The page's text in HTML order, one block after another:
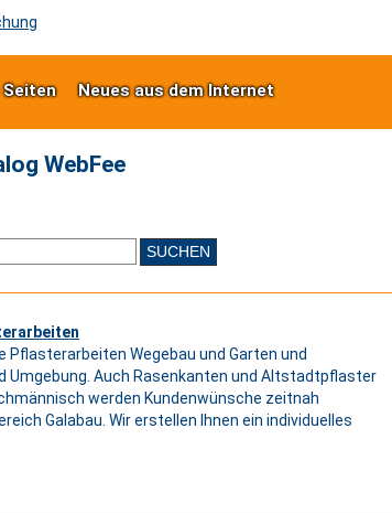
Seiten Neues aus dem Internet
WebFee
Wegebau und Garten und
Umgebung. Auch Rasenkanten und Altstadtpflaster
werden Kundenwünsche zeitnah
Galabau. Wir erstellen Ihnen ein individuelles